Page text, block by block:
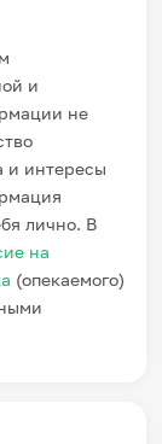
и
не
и интересы
лично. В
на
(опекаемого)